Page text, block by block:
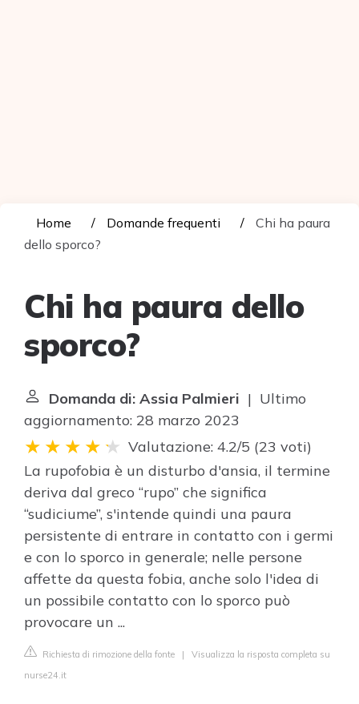
Home Domande frequenti
Chi ha paura
dello sporco?
Chi ha paura dello
sporco?
Domanda di: Assia Palmieri | Ultimo
aggiornamento: 28 marzo 2023
Valutazione: 4.2/5 (23 voti)
La rupofobia è un disturbo d'ansia, il termine
deriva dal greco “rupo” che significa
“sudiciume”, s'intende quindi una paura
persistente di entrare in contatto con i germi
e con lo sporco in generale; nelle persone
affette da questa fobia, anche solo l'idea di
un possibile contatto con lo sporco può
provocare un ...
Richiesta di rimozione della fonte | Visualizza la risposta completa su
nurse24.it